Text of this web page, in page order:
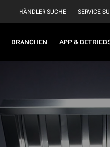
HÄNDLER SUCHE SERVICE
BRANCHEN APP &